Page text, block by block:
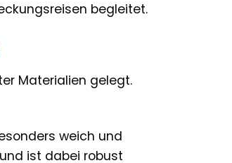
begleitet.
Materialien gelegt.
weich und
ist dabei robust